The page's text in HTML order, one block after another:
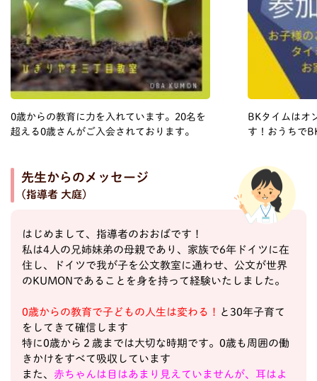
0歳からの教育に力を入れています。20名を
超える0歳さんがご入会されております。
BKタイムはオ
す！おうちで
先生からのメッセージ
(指導者 大庭)
はじめまして、指導者のおおばです！
私は4人の兄姉妹弟の母親であり、家族で6年ドイツに在
住し、ドイツで我が子を公文教室に通わせ、公文が世界
のKUMONであることを身を持って経験いたしました。
0歳からの教育で子どもの人生は変わる！ と30年子育て
をしてきて確信します
特に0歳から２歳までは大切な時期です。0歳も周囲の働
きかけをすべて吸収しています
また、 赤ちゃんは目はあまり見えていませんが、耳はよ